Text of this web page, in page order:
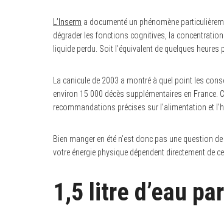
L’Inserm a documenté un phénomène
dégrader les fonctions cognitives, la concentration
liquide perdu. Soit l’équivalent de quelques
La canicule de 2003 a montré à quel point les
environ 15 000 décès supplémentaires en France.
recommandations précises sur l’alimentation et
Bien manger en été n’est donc pas une question
votre énergie physique dépendent directement de
1,5 litre d’eau